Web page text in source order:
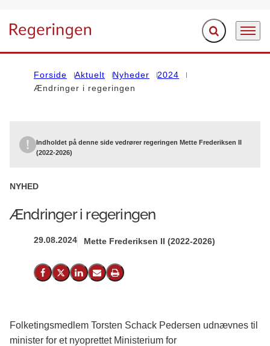
Gå til forsiden Fold søgefelt ud
Menu
Forside Aktuelt Nyheder
2024
Ændringer i regeringen
Indholdet på denne side vedrører regeringen Mette Frederiksen II
(2022-2026)
NYHED
Ændringer i regeringen
29.08.2024 Mette Frederiksen II (2022-2026)
Del på Facebook
Del på X (Twitter)
Del på LinkedIn
Send email
Print
Folketingsmedlem Torsten Schack Pedersen udnævnes til
minister for et nyoprettet Ministerium for